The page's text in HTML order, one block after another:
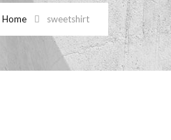
Home sweetshirt